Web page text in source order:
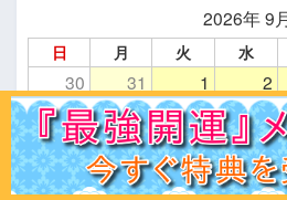
2026年 9
日 月 火 水
30 31 1 2
6 7 8 9
13 14 15 16
ホーム 初見の方へﾌﾟﾛﾌｨｰﾙ 鑑定ﾒﾆｭｰ運命学講座易占講座お客様